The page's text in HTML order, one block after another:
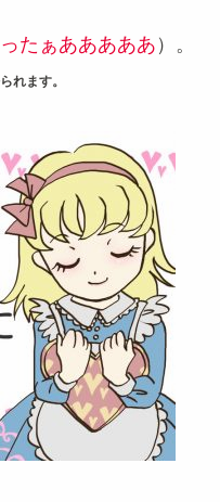
たぁあああああ ）。
れます。